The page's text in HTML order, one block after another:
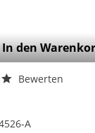
In den
Bewerten
A